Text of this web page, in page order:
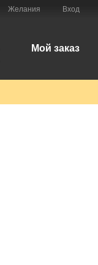
Желания Вход
Мой заказ